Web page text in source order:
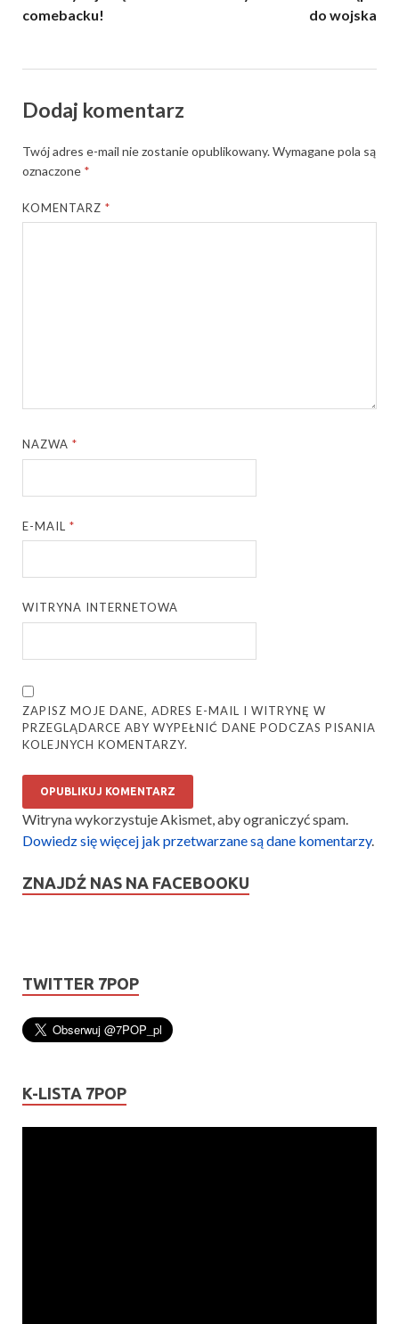
comebacku!
do wojska
Dodaj komentarz
Twój adres e-mail nie zostanie opublikowany.Wymagane pola są
oznaczone *
KOMENTARZ*
NAZWA*
E-MAIL*
WITRYNA INTERNETOWA
ZAPISZ MOJE DANE, ADRES E-MAIL I WITRYNĘ W
PRZEGLĄDARCE ABY WYPEŁNIĆ DANE PODCZAS PISANIA
KOLEJNYCH KOMENTARZY.
Witryna wykorzystuje Akismet, aby ograniczyć spam.
Dowiedz się więcej jak przetwarzane są dane komentarzy.
ZNAJDŹ NAS NA FACEBOOKU
TWITTER 7POP
K-LISTA 7POP